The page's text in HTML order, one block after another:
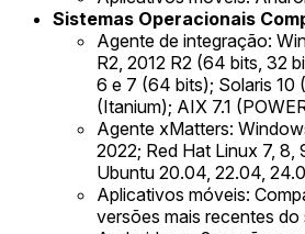
Sistemas Operacionais
Agente de integração:
R2, 2012 R2 (64 bits, 32
6 e 7 (64 bits); Solaris 10
(Itanium); AIX 7.1
Agente xMatters:
2022; Red Hat Linux 7, 8,
Ubuntu 20.04, 22.04,
Aplicativos móveis:
versões mais recentes